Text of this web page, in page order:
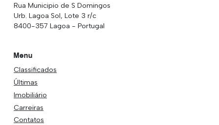
Rua Municipio de S Domingos
Urb. Lagoa Sol, Lote 3 r/c
8400-357 Lagoa - Portugal
Menu
Classificados
Últimas
Imobiliário
Carreiras
Contatos